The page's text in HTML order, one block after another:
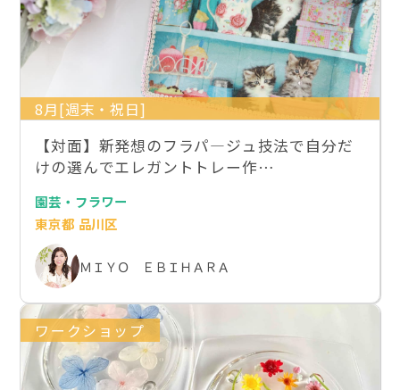
8月[週末・祝日]
【対面】新発想のフラパ―ジュ技法で自分だ
けの選んでエレガントトレー作…
園芸・フラワー
東京都 品川区
ＭＩＹＯ ＥＢＩＨＡＲＡ
ワークショップ